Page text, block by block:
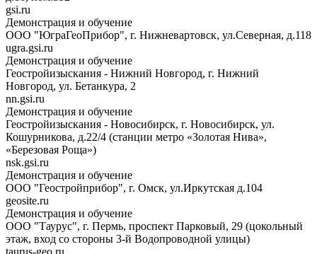
gsi.ru
Демонстрация и обучение
ООО "ЮграГеоПрибор", г. Нижневартовск, ул.Северная, д.118
ugra.gsi.ru
Демонстрация и обучение
Геостройизыскания - Нижний Новгород, г. Нижний
Новгород, ул. Бетанкура, 2
nn.gsi.ru
Демонстрация и обучение
Геостройизыскания - Новосибирск, г. Новосибирск, ул.
Кошурникова, д.22/4 (станции метро «Золотая Нива»,
«Березовая Роща»)
nsk.gsi.ru
Демонстрация и обучение
ООО "Геостройприбор", г. Омск, ул.Иркутская д.104
geosite.ru
Демонстрация и обучение
ООО "Таурус", г. Пермь, проспект Парковый, 29 (цокольный
этаж, вход со стороны 3-й Водопроводной улицы)